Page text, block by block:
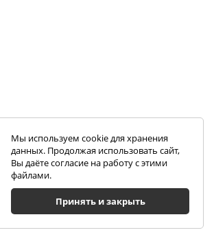
Мы используем cookie для хранения
данных. Продолжая использовать сайт,
Вы даёте согласие на работу с этими
файлами.
Принять и закрыть